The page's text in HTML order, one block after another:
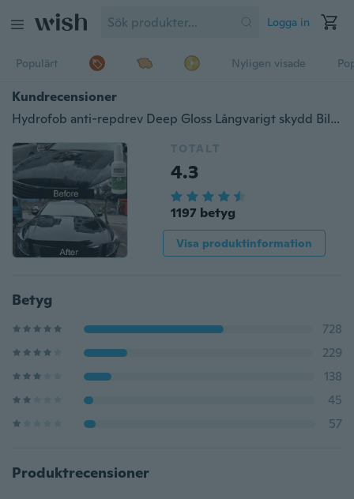
Logga in
Populärt Nyligen visade
Kundrecensioner
Hydrofob anti-repdrev Deep Gloss Långvarigt skydd Bilfärgbeläggning Auto lackvård
TOTALT
4.3
1197 betyg
Visa produktinformation
Betyg
728
229
138
45
57
Produktrecensioner